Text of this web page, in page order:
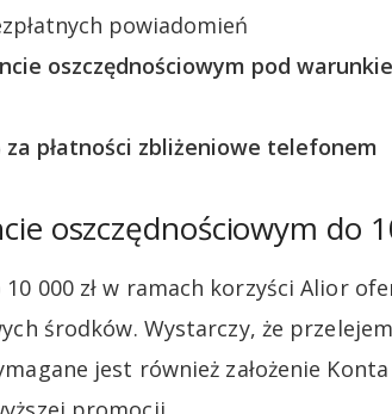
powiadomień
oszczędnościowym pod
za płatności zbliżeniowe telefonem
oszczędnościowym do
10 000 zł w ramach korzyści Alior
środków. Wystarczy, że
jest również założenie